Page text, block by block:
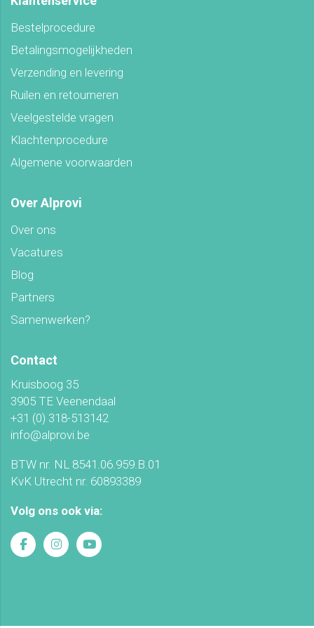
Bestelprocedure
Betalingsmogelijkheden
Verzending en levering
Ruilen en retourneren
Veelgestelde vragen
Klachtenprocedure
Algemene voorwaarden
Over Alprovi
Over ons
Vacatures
Blog
Partners
Samenwerken?
Contact
Kruisboog 35
3905 TE Veenendaal
+31 (0) 318-513142
info@alprovi.be
BTW nr. NL 8541.06.959.B.01
KvK Utrecht nr. 60893389
Volg ons ook via: